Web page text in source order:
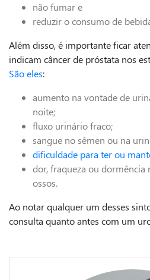
não fumar e
reduzir o consumo de
Além disso, é importante ficar
indicam câncer de próstata nos
São eles:
aumento na vontade de
noite;
fluxo urinário fraco;
sangue no sêmen ou na
dificuldade para ter ou
dor, fraqueza ou dormência
ossos.
Ao notar qualquer um desses
consulta quanto antes com um